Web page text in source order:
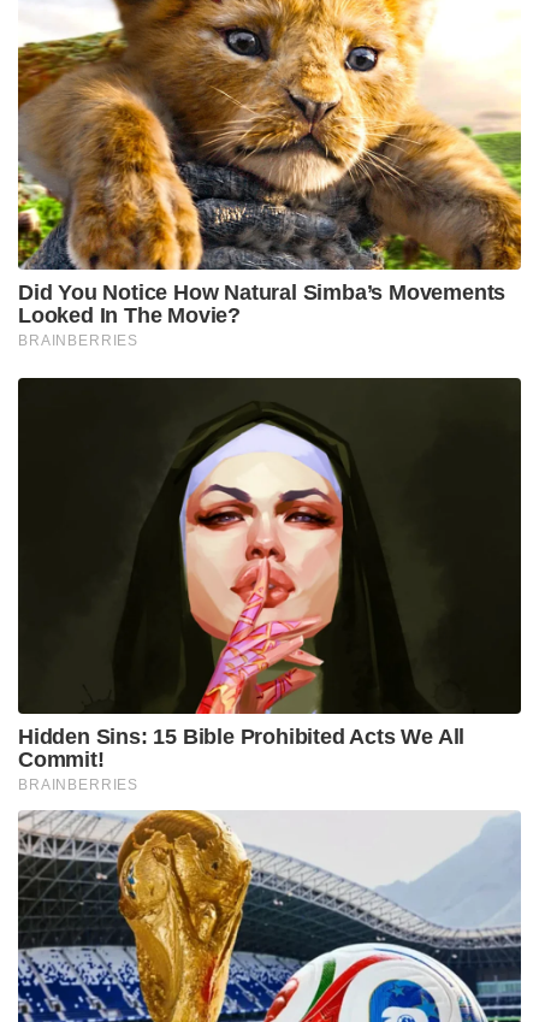
വീണുകൊണ്ടേയിരിയ്ക്കും.
വീണുകൊണ്ടിരിയ്ക്കുമ്പോൾത്തന്നെ അത് വിരിയുന്നു.
അപ്പോൾപ്പിന്നെ കുഞ്ഞു വീഴുന്നു. വീഴുന്നതോടെ
അതിന്റെ കണ്ണു വിടരുന്നു. ചിറകു മുളയ്ക്കുന്നു. കണ്ണു
വിടരുന്നതോടെ താൻ താഴേയ്ക്ക്
വീണുകൊണ്ടിരിയ്ക്കുകയാണെന്നും മണ്ണിൽച്ചെന്ന്
വീണാൽ തവിടുപൊടിയാകുമെന്നും അത് കരുതുന്നു.
ഉടനേ ആ പക്ഷി അമ്മയുടെയടുക്കലേക്ക്
കുതിയ്ക്കും. ഉച്ചത്തിലേക്ക് ഉയരും” ഒരിയ്ക്കൽ
ശ്രീരാമകൃഷ്ണദേവൻ ദേവേന്ദ്രബാബുവിനോടും
ഗിരീശബാബുവിനോടും നരേന്ദ്രനെപ്പറ്റി
പറഞ്ഞു.”അവന്റെ വീടെവിടെയാണെന്ന്
പറഞ്ഞുകൊടുത്താൽ പിന്നെയവൻ ഇവിടെ
താമസിയ്ക്കുകയില്ല” ഒരിക്കൽ ഗുരുദേവൻ ഒരു
കടലാസ്സിൽ ‘നരേന്ദ്രൻ ആൾക്കാരെ പഠിപ്പിക്കും’
എന്നെഴുതി ശിഷ്യന്മാരെ കാണിച്ചു. “അതൊന്നും
എനിയ്ക്ക് കഴിയില്ല“ എന്ന് നരേന്ദ്രൻ ഉടനേ പറഞ്ഞു.
“നിന്റെ അസ്ഥികൾ വരെ ചെയ്യുമത്“ എന്നാണ്
രാമകൃഷ്ണദേവൻ മറുപടി പറഞ്ഞത്.
അതെ..ആ അസ്ഥികൾ വരെ ഇന്ന് ഭാരതഭൂമിയെ,
ലോകത്തെ മുഴുവൻ പഠിപ്പിക്കുന്നു. ഈ മണ്ണ്
വിശ്വഗുരുവായി ഉണർന്നെണീക്കുന്നു.
നരേന്ദ്രനാഥ് ദത്ത. കൊച്ചുനരേൻ. വിശ്വനാഥ്
ദത്തയുടേയും ഭുവനേശ്വരിയുടെയും ആറാമത്തെ
മകൻ, 1881ൽ തന്റെ പതിനെട്ടാമത്തെ വയസ്സിലാണ്
ശ്രീരാമകൃഷ്ണദേവനെ കാണുന്നത്. 1881 മുതൽ
ശ്രീരാമകൃഷ്ണദേവൻ ഭൌതികശരീരം വെടിയുന്ന
1886 വരെയുള്ള അഞ്ചുകൊല്ലം വന്നും പോയും
സംശയിച്ചും ആരാധിച്ചും അവസാനം സർവാത്മനാ
സമർപ്പണം ചെയ്തും ആ യുഗപുരുഷനെ നേരിട്ടറിഞ്ഞ
ആ അഞ്ചുകൊല്ലം ഏറെക്കുറേ യുക്തിവാദിയും